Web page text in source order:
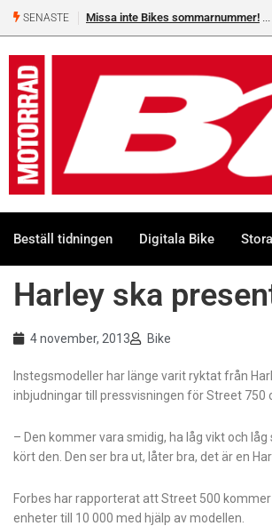
SENASTE Missa inte Bikes sommarnummer!
Beställ tidningen Digitala Bike
Harley ska
4 november, 2013 Bike
Instegsmodeller har länge varit ryktat från
inbjudningar till pressvisningen för Street 750
– Den kommer vara smidig, ha låg vikt och
kört den. Den ser bra ut, låter bra, det är en
Forbes har rapporterat att Street 500
enheter till 10 000 med hjälp av modellen.